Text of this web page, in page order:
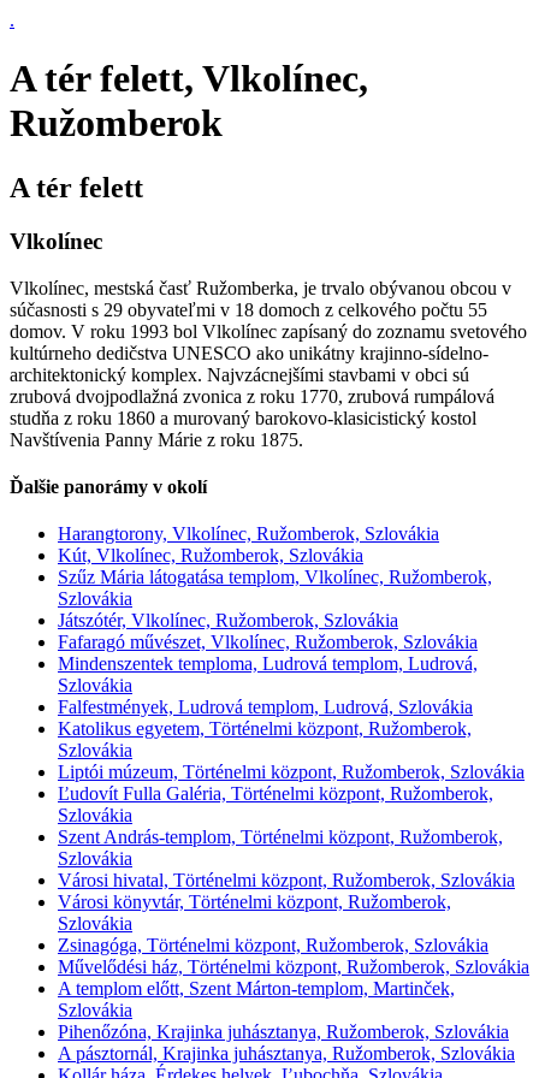
.
A tér felett, Vlkolínec,
Ružomberok
A tér felett
Vlkolínec
Vlkolínec, mestská časť Ružomberka, je trvalo obývanou obcou v
súčasnosti s 29 obyvateľmi v 18 domoch z celkového počtu 55
domov. V roku 1993 bol Vlkolínec zapísaný do zoznamu svetového
kultúrneho dedičstva UNESCO ako unikátny krajinno-sídelno-
architektonický komplex. Najvzácnejšími stavbami v obci sú
zrubová dvojpodlažná zvonica z roku 1770, zrubová rumpálová
studňa z roku 1860 a murovaný barokovo-klasicistický kostol
Navštívenia Panny Márie z roku 1875.
Ďalšie panorámy v okolí
Harangtorony, Vlkolínec, Ružomberok, Szlovákia
Kút, Vlkolínec, Ružomberok, Szlovákia
Szűz Mária látogatása templom, Vlkolínec, Ružomberok,
Szlovákia
Játszótér, Vlkolínec, Ružomberok, Szlovákia
Fafaragó művészet, Vlkolínec, Ružomberok, Szlovákia
Mindenszentek temploma, Ludrová templom, Ludrová,
Szlovákia
Falfestmények, Ludrová templom, Ludrová, Szlovákia
Katolikus egyetem, Történelmi központ, Ružomberok,
Szlovákia
Liptói múzeum, Történelmi központ, Ružomberok, Szlovákia
Ľudovít Fulla Galéria, Történelmi központ, Ružomberok,
Szlovákia
Szent András-templom, Történelmi központ, Ružomberok,
Szlovákia
Városi hivatal, Történelmi központ, Ružomberok, Szlovákia
Városi könyvtár, Történelmi központ, Ružomberok,
Szlovákia
Zsinagóga, Történelmi központ, Ružomberok, Szlovákia
Művelődési ház, Történelmi központ, Ružomberok, Szlovákia
A templom előtt, Szent Márton-templom, Martinček,
Szlovákia
Pihenőzóna, Krajinka juhásztanya, Ružomberok, Szlovákia
A pásztornál, Krajinka juhásztanya, Ružomberok, Szlovákia